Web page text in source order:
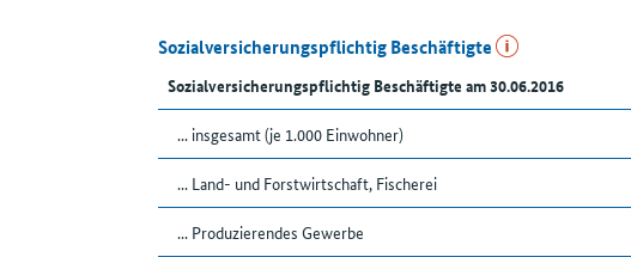
Sozialversicherungspflichtig Beschäftigte
Sozialversicherungspflichtig Beschäftigte am 30.06.2016
... insgesamt (je 1.000 Einwohner)
... Land- und Forstwirtschaft, Fischerei
... Produzierendes Gewerbe